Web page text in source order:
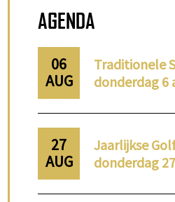
AGENDA
06
AUG
Traditionele
donderdag 6
27
AUG
Jaarlijkse
donderdag